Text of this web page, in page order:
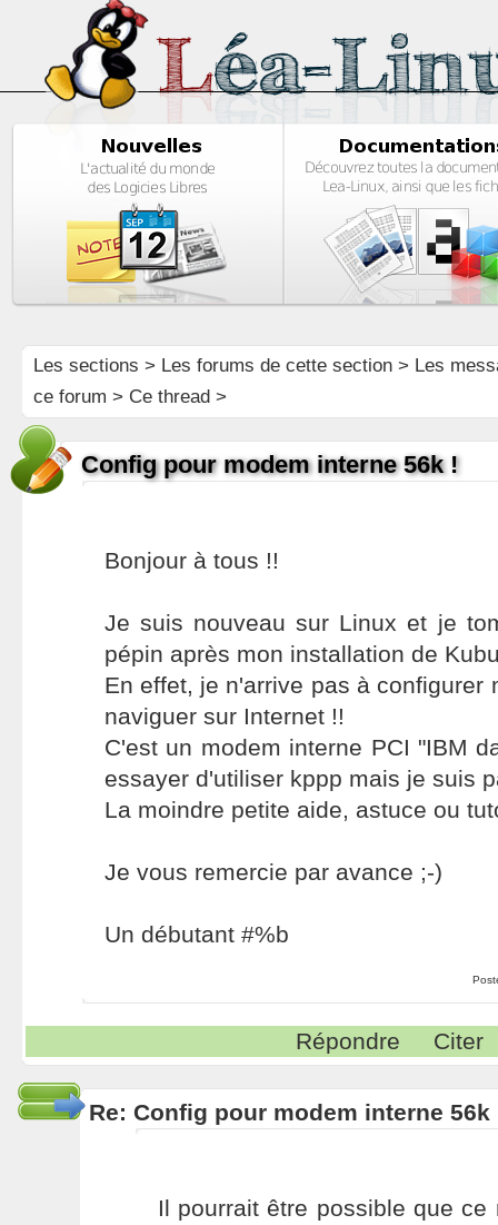
Les sections > Les forums de cette section> Les
ce forum > Ce thread >
Config pour modem interne 56k !
Bonjour à tous !!
Je suis nouveau sur Linux et je
pépin après mon installation de
En effet, je n'arrive pas à configurer
naviguer sur Internet !!
C'est un modem interne PCI "IBM
essayer d'utiliser kppp mais je suis
La moindre petite aide, astuce ou
Je vous remercie par avance ;-)
Un débutant #%b
Répondre Citer
Re: Config pour modem interne 56k
Il pourrait être possible que ce